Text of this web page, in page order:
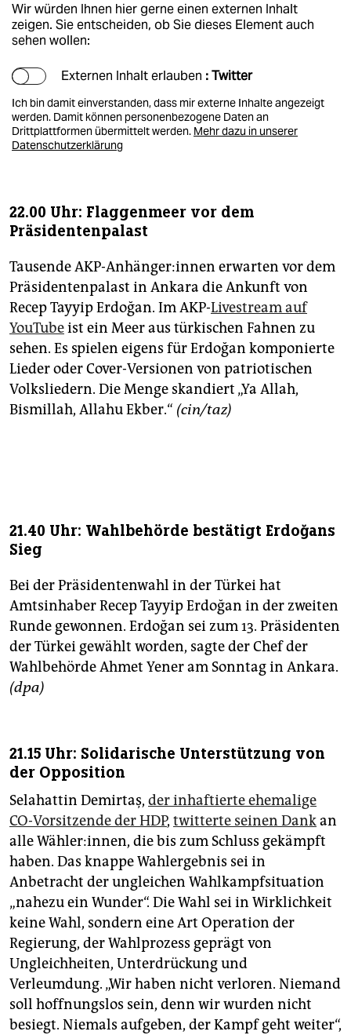
Wir würden Ihnen hier gerne einen externen Inhalt
zeigen. Sie entscheiden, ob Sie dieses Element auch
sehen wollen:
Externen Inhalt erlauben : Twitter
Ich bin damit einverstanden, dass mir externe Inhalte angezeigt
werden. Damit können personenbezogene Daten an
Drittplattformen übermittelt werden. Mehr dazu in unserer
Datenschutzerklärung
22.00 Uhr: Flaggenmeer vor dem
Präsidentenpalast
Tausende AKP-Anhänger:innen erwarten vor dem
Präsidentenpalast in Ankara die Ankunft von
Recep Tayyip Erdoğan. Im AKP-Livestream auf
YouTubeist ein Meer aus türkischen Fahnen zu
sehen. Es spielen eigens für Erdoğan komponierte
Lieder oder Cover-Versionen von patriotischen
Volksliedern. Die Menge skandiert „Ya Allah,
Bismillah, Allahu Ekber.“ (cin/taz)
21.40 Uhr: Wahlbehörde bestätigt Erdoğans
Sieg
Bei der Präsidentenwahl in der Türkei hat
Amtsinhaber Recep Tayyip Erdoğan in der zweiten
Runde gewonnen. Erdoğan sei zum 13. Präsidenten
der Türkei gewählt worden, sagte der Chef der
Wahlbehörde Ahmet Yener am Sonntag in Ankara.
(dpa)
21.15 Uhr: Solidarische Unterstützung von
der Opposition
Selahattin Demirtaş, der inhaftierte ehemalige
CO-Vorsitzende der HDP, twitterte seinen Dankan
alle Wähler:innen, die bis zum Schluss gekämpft
haben. Das knappe Wahlergebnis sei in
Anbetracht der ungleichen Wahlkampfsituation
„nahezu ein Wunder“. Die Wahl sei in Wirklichkeit
keine Wahl, sondern eine Art Operation der
Regierung, der Wahlprozess geprägt von
Ungleichheiten, Unterdrückung und
Verleumdung. „Wir haben nicht verloren. Niemand
soll hoffnungslos sein, denn wir wurden nicht
besiegt. Niemals aufgeben, der Kampf geht weiter“,